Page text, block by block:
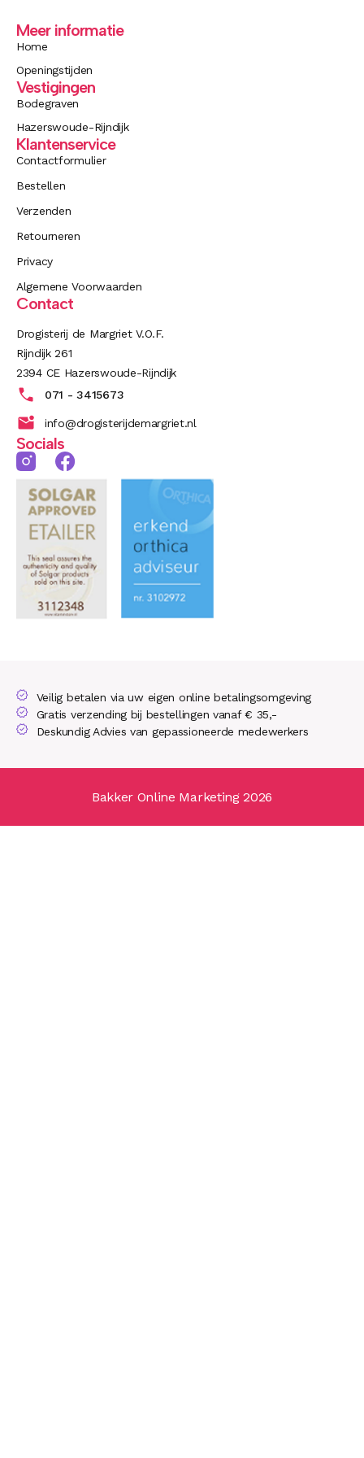
Meer informatie
Home
Openingstijden
Vestigingen
Bodegraven
Hazerswoude-Rijndijk
Klantenservice
Contactformulier
Bestellen
Verzenden
Retourneren
Privacy
Algemene Voorwaarden
Contact
Drogisterij de Margriet V.O.F.
Rijndijk 261
2394 CE Hazerswoude-Rijndijk
071 - 3415673
info@drogisterijdemargriet.nl
Socials
Veilig betalen via uw eigen online betalingsomgeving
Gratis verzending bij bestellingen vanaf € 35,-
Deskundig Advies van gepassioneerde medewerkers
Bakker Online Marketing 2026